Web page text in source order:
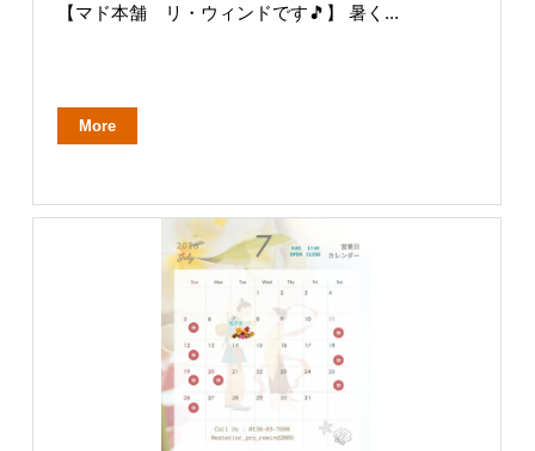
【マド本舗 リ・ウィンドです🎵】 暑く...
More